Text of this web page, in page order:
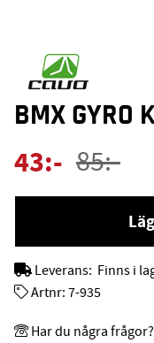
BMX GYRO
85:-
43:-
Leverans: Finns i
Artnr: 7-935
Har du några